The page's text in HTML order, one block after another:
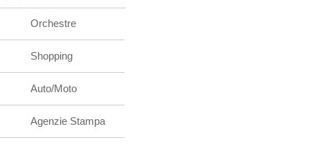
Orchestre
Shopping
Auto/Moto
Agenzie Stampa